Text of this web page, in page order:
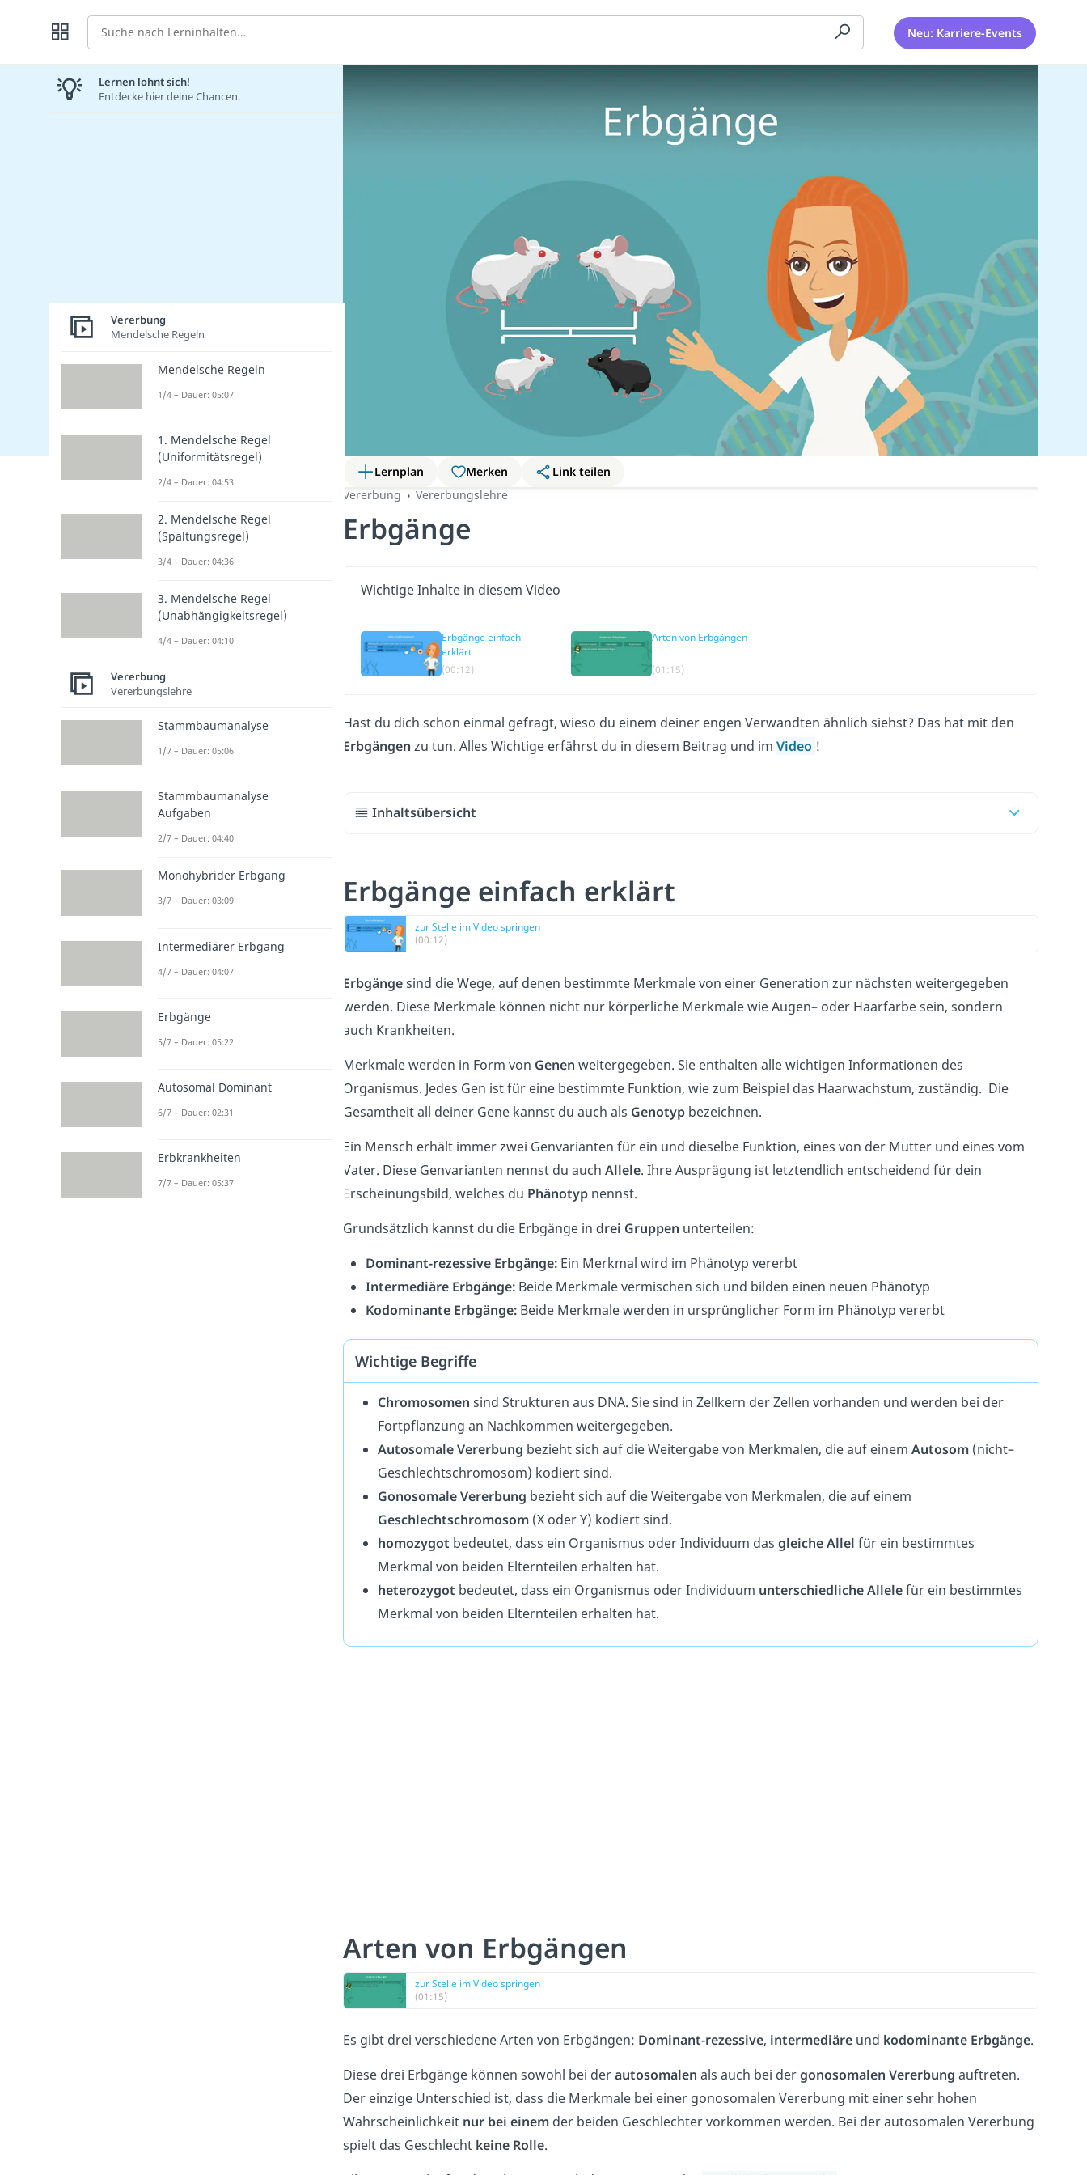
Suche Neu: Karriere-Events
Lernplan Merken
Link teilen
Vererbung
Vererbungslehre
Erbgänge
Wichtige Inhalte in diesem Video
Erbgänge einfach
erklärt
(00:12)
Arten von Erbgängen
(01:15)
Hast du dich schon einmal gefragt, wieso du einem deiner engen Verwandten ähnlich siehst? Das hat mit den
Erbgängen zu tun. Alles Wichtige erfährst du in diesem Beitrag und im Video !
Inhaltsübersicht
Erbgänge einfach erklärt
zur Stelle im Video springen
(00:12)
Erbgängesind dieWege, auf denen bestimmte Merkmalevon einer Generation zur nächsten weitergegeben
werden. Diese Merkmale können nicht nur körperliche MerkmalewieAugen– oder Haarfarbesein, sondern
auch Krankheiten.
Merkmale werden in Form von Genen weitergegeben. Sie enthalten alle wichtigen Informationen des
Organismus. Jedes Gen ist für eine bestimmte Funktion, wie zum Beispiel das Haarwachstum, zuständig. Die
Gesamtheit all deiner Gene kannst du auch als Genotyp bezeichnen.
Ein Mensch erhält immerzwei Genvarianten für ein und dieselbe Funktion, eines von der Mutter und eines vom
Vater. Diese Genvarianten nennst du auch Allele. Ihre Ausprägung ist letztendlich entscheidend für dein
Erscheinungsbild, welches du Phänotyp nennst.
Grundsätzlich kannst du die Erbgänge in drei Gruppen unterteilen:
Dominant-rezessive Erbgänge: Ein Merkmal wird im Phänotyp vererbt
Intermediäre Erbgänge: Beide Merkmale vermischen sich und bilden einen neuen Phänotyp
Kodominante Erbgänge: Beide Merkmale werden in ursprünglicher Form im Phänotyp vererbt
Wichtige Begriffe
Chromosomen sind Strukturen aus DNA. Siesind in Zellkern derZellen vorhanden und werden bei der
Fortpflanzung an Nachkommen weitergegeben.
Autosomale Vererbung beziehtsich auf dieWeitergabevon Merkmalen, dieauf einem Autosom (nicht–
Geschlechtschromosom) kodiertsind.
Gonosomale Vererbung beziehtsich auf dieWeitergabevon Merkmalen, dieauf einem
Geschlechtschromosom (X oderY) kodiertsind.
homozygot bedeutet, dass ein Organismus oderIndividuum das gleiche Allel für ein bestimmtes
Merkmal von beiden Elternteilen erhalten hat.
heterozygot bedeutet, dass ein Organismus oderIndividuum unterschiedliche Allelefür ein bestimmtes
Merkmal von beiden Elternteilen erhalten hat.
Arten von Erbgängen
zur Stelle im Video springen
(01:15)
Es gibt drei verschiedene Arten von Erbgängen: Dominant-rezessive, intermediäre und kodominante Erbgänge.
Diese drei Erbgänge können sowohl bei derautosomalen als auch bei dergonosomalen Vererbung auftreten.
Der einzige Unterschied ist, dass die Merkmale bei einer gonosomalen Vererbung mit einer sehr hohen
Wahrscheinlichkeit nur bei einem der beiden Geschlechter vorkommen werden. Bei der autosomalen Vererbung
spielt das Geschlecht keine Rolle.
Lernen lohnt sich!
Entdecke hier deine Chancen.
Vererbung
Mendelsche Regeln
Mendelsche Regeln
1/4 – Dauer: 05:07
1. Mendelsche Regel
(Uniformitätsregel)
2/4 – Dauer: 04:53
2. Mendelsche Regel
(Spaltungsregel)
3/4 – Dauer: 04:36
3. Mendelsche Regel
(Unabhängigkeitsregel)
4/4 – Dauer: 04:10
Vererbung
Vererbungslehre
Stammbaumanalyse
1/7 – Dauer: 05:06
Stammbaumanalyse
Aufgaben
2/7 – Dauer: 04:40
Monohybrider Erbgang
3/7 – Dauer: 03:09
Intermediärer Erbgang
4/7 – Dauer: 04:07
Erbgänge
5/7 – Dauer: 05:22
Autosomal Dominant
6/7 – Dauer: 02:31
Erbkrankheiten
7/7 – Dauer: 05:37